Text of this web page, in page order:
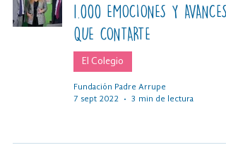
1.000 EMOCIONES Y AVANCES
QUE CONTARTE
El Colegio
Fundación Padre Arrupe
7 sept 2022
3 min de lectura